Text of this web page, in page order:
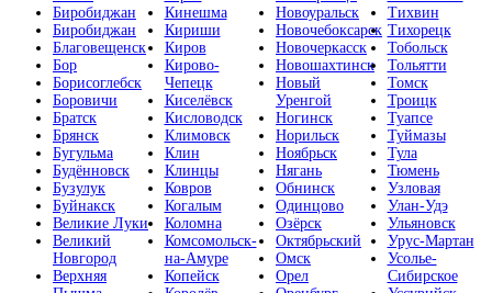
Биробиджан
Биробиджан
Благовещенск
Бор
Борисоглебск
Боровичи
Братск
Брянск
Бугульма
Будённовск
Бузулук
Буйнакск
Великие Луки
Великий
Новгород
Верхняя
Кинешма
Кириши
Киров
Кирово-
Чепецк
Киселёвск
Кисловодск
Климовск
Клин
Клинцы
Ковров
Когалым
Коломна
Комсомольск-
на-Амуре
Копейск
Новоуральск
Новочебоксарск
Новочеркасск
Новошахтинск
Новый
Уренгой
Ногинск
Норильск
Ноябрьск
Нягань
Обнинск
Одинцово
Озёрск
Октябрьский
Омск
Орел
Тихвин
Тихорецк
Тобольск
Тольятти
Томск
Троицк
Туапсе
Туймазы
Тула
Тюмень
Узловая
Улан-Удэ
Ульяновск
Урус-Мартан
Усолье-
Сибирское